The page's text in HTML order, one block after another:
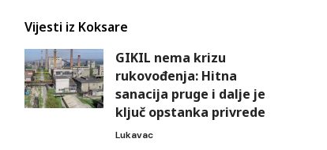
Vijesti iz Koksare
GIKIL nema krizu
rukovođenja: Hitna
sanacija pruge i dalje je
ključ opstanka privrede
Lukavac